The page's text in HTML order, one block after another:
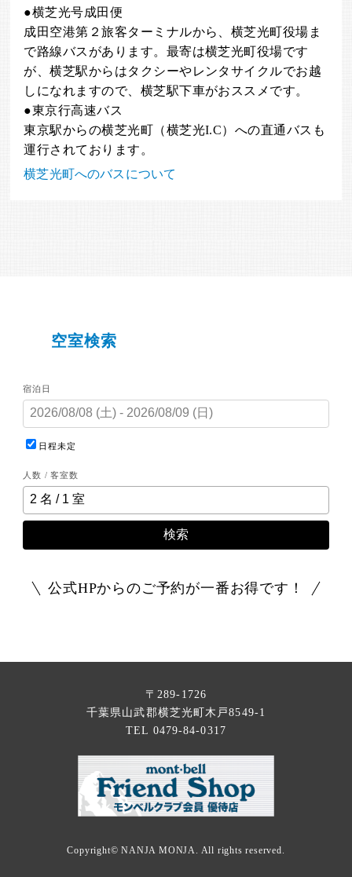
●横芝光号成田便
成田空港第２旅客ターミナルから、横芝光町役場ま
で路線バスがあります。最寄は横芝光町役場です
が、横芝駅からはタクシーやレンタサイクルでお越
しになれますので、横芝駅下車がおススメです。
●東京行高速バス
東京駅からの横芝光町（横芝光I.C）への直通バスも
運行されております。
横芝光町へのバスについて
空室検索
宿泊日
日程未定
人数 / 客室数
検索
公式HPからのご予約が一番お得です！
〒289-1726
千葉県山武郡横芝光町木戸8549-1
TEL 0479-84-0317
Copyright©NANJA MONJA . All rights reserved.